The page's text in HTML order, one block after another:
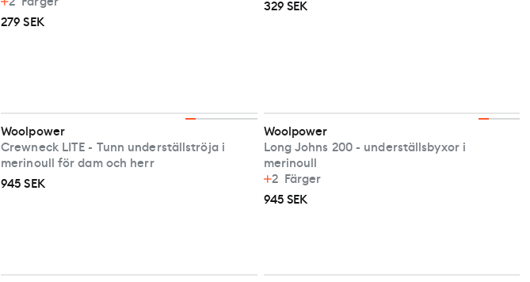
279 SEK
329 SEK
Woolpower
Crewneck LITE - Tunn underställströja i
merinoull för dam och herr
945 SEK
Woolpower
Long Johns 200 - underställsbyxor i
merinoull
2 Färger
945 SEK